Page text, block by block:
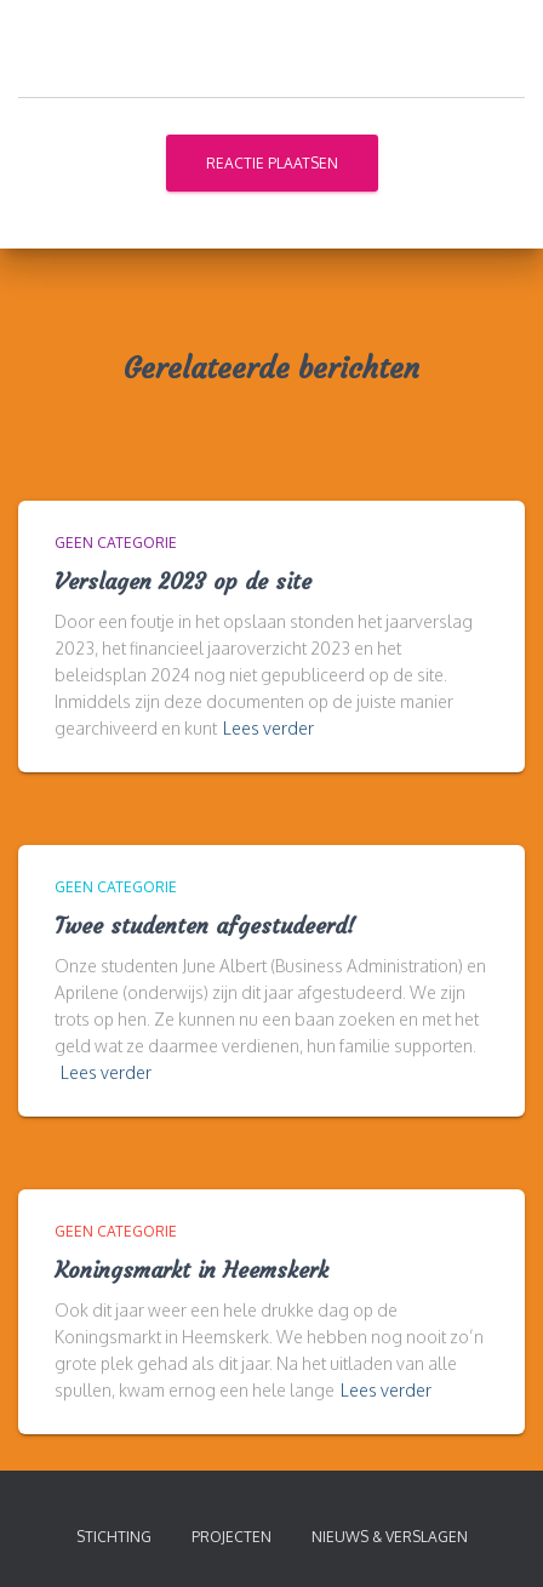
Gerelateerde berichten
GEEN CATEGORIE
Verslagen 2023 op de site
Door een foutje in het opslaan stonden het jaarverslag
2023, het financieel jaaroverzicht 2023 en het
beleidsplan 2024 nog niet gepubliceerd op de site.
Inmiddels zijn deze documenten op de juiste manier
gearchiveerd en kunt Lees verder
GEEN CATEGORIE
Twee studenten afgestudeerd!
Onze studenten June Albert (Business Administration) en
Aprilene (onderwijs) zijn dit jaar afgestudeerd. We zijn
trots op hen. Ze kunnen nu een baan zoeken en met het
geld wat ze daarmee verdienen, hun familie supporten.
Lees verder
GEEN CATEGORIE
Koningsmarkt in Heemskerk
Ook dit jaar weer een hele drukke dag op de
Koningsmarkt in Heemskerk. We hebben nog nooit zo’n
grote plek gehad als dit jaar. Na het uitladen van alle
spullen, kwam ernog een hele lange Lees verder
STICHTING PROJECTEN NIEUWS & VERSLAGEN